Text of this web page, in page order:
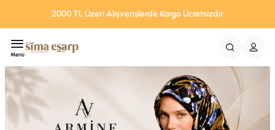
2000 TL Üzeri Alışverişlerde Kargo Ücretsizdir
Menü